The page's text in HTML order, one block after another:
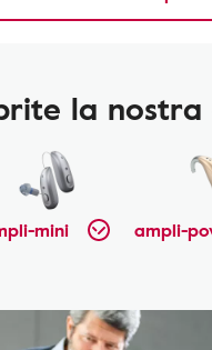
la nostra
mini ampli-